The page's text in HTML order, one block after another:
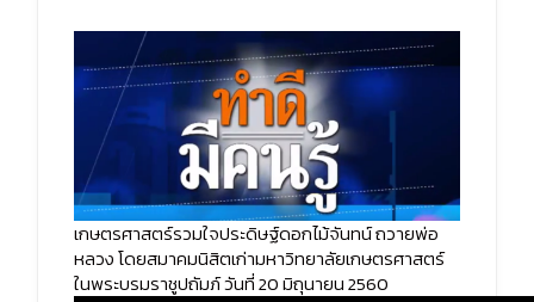
เกษตรศาสตร์รวมใจประดิษฐ์ดอกไม้จันทน์ ถวายพ่อ
หลวง โดยสมาคมนิสิตเก่ามหาวิทยาลัยเกษตรศาสตร์
ในพระบรมราชูปถัมภ์ วันที่ 20 มิถุนายน 2560